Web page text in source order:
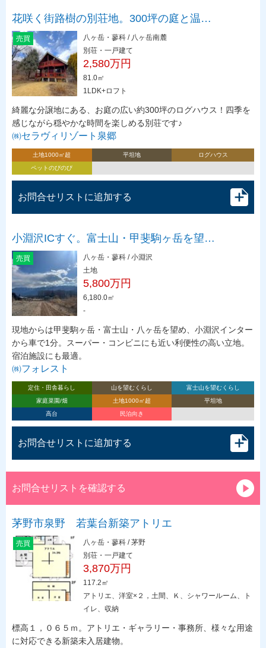
花咲く街路樹の別荘地。300坪の庭と温…
売買
八ヶ岳・蓼科 / 八ヶ岳南麓
別荘・一戸建て
2,580万円
81.0㎡
1LDK+ロフト
綺麗な分譲地にある、お庭の広い約300坪のログハウス！四季を
感じながら穏やかな時間を楽しめる別荘です♪
㈱セラヴィリゾート泉郷
土地1000㎡超 平坦地
ログハウス
ペットのびのび
お問合せリストに追加する
小淵沢ICすぐ。富士山・甲斐駒ヶ岳を望…
売買
八ヶ岳・蓼科 / 小淵沢
土地
5,800万円
6,180.0㎡
-
現地からは甲斐駒ヶ岳・富士山・八ヶ岳を望め、小淵沢インター
から車で1分。スーパー・コンビニにも近い利便性の高い立地。
宿泊施設にも最適。
㈱フォレスト
定住・田舎暮らし 山を望むくらし
富士山を望むくらし
家庭菜園/畑
土地1000㎡超
平坦地
高台
民泊向き
お問合せリストに追加する
お問合せリストを確認する
茅野市泉野 若葉台新築アトリエ
売買
八ヶ岳・蓼科 / 茅野
別荘・一戸建て
3,870万円
117.2㎡
アトリエ、洋室×２，土間、Ｋ、シャワールーム、ト
イレ、収納
標高１，０６５ｍ。アトリエ・ギャラリー・事務所、様々な用途
に対応できる新築未入居建物。